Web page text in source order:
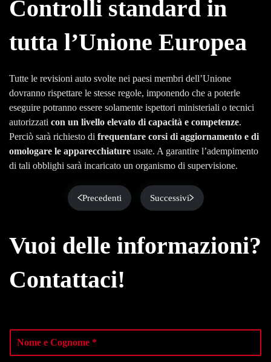
Controlli standard in
tutta l’Unione Europea
Tutte le revisioni auto svolte nei paesi membri dell’Unione
dovranno rispettare le stesse regole, imponendo che a poterle
eseguire potranno essere solamente ispettori ministeriali o tecnici
autorizzati con un livello elevato di capacità e competenze.
Perciò sarà richiesto di frequentare corsi di aggiornamento e di
omologare le apparecchiature usate. A garantire l’adempimento
di tali obblighi sarà incaricato un organismo di supervisione.
Precedenti Successivi
Vuoi delle informazioni?
Contattaci!
m